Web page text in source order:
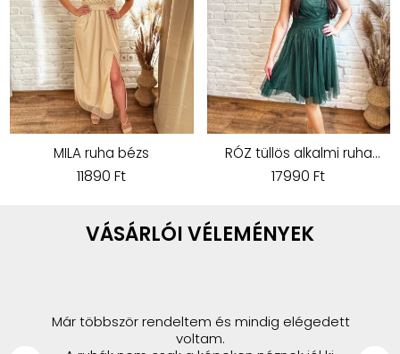
MILA ruha bézs
11890 Ft
RÓZ tüllös alkalmi ruha
smaragdzöld
17990 Ft
VÁSÁRLÓI VÉLEMÉNYEK
Már többször rendeltem és mindig elégedett
voltam.